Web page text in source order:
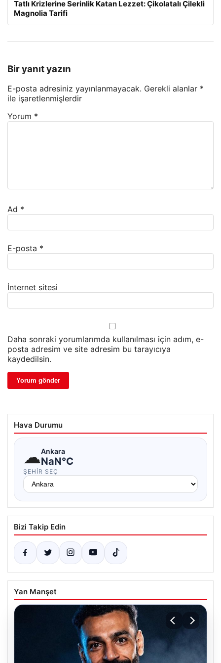
Tatlı Krizlerine Serinlik Katan Lezzet: Çikolatalı Çilekli
Magnolia Tarifi
Bir yanıt yazın
E-posta adresiniz yayınlanmayacak. Gerekli alanlar *
ile işaretlenmişlerdir
Yorum *
Ad *
E-posta *
İnternet sitesi
Daha sonraki yorumlarımda kullanılması için adım, e-
posta adresim ve site adresim bu tarayıcıya
kaydedilsin.
Hava Durumu
☁Ankara
NaN°C
ŞEHIR SEÇ
Bizi Takip Edin
Yan Manşet